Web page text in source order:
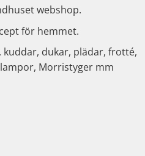
webshop.
för hemmet.
dukar, plädar, frotté,
Morristyger mm